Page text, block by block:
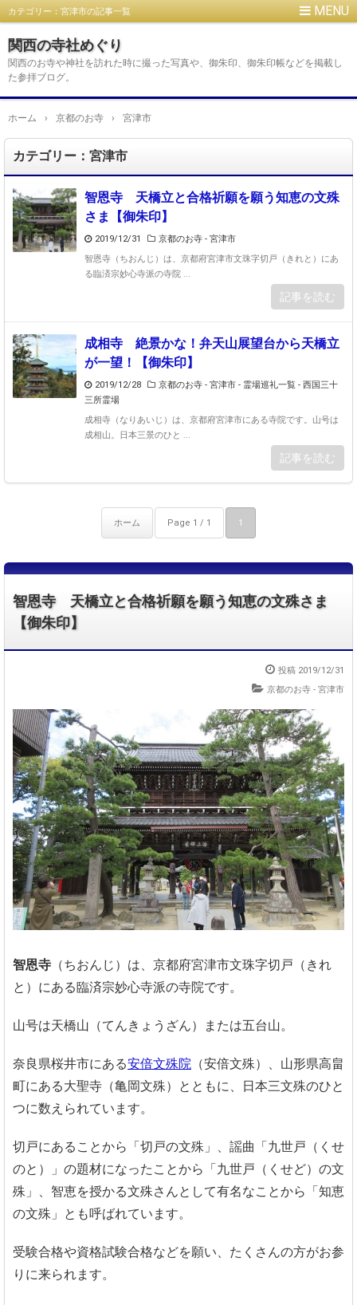
カテゴリー：宮津市の記事一覧
関西の寺社めぐり
関西のお寺や神社を訪れた時に撮った写真や、御朱印、御朱印帳などを掲載し
た参拝ブログ。
ホーム › 京都のお寺 › 宮津市
カテゴリー：宮津市
智恩寺 天橋立と合格祈願を願う知恵の文殊
さま【御朱印】
2019/12/31
京都のお寺 - 宮津市
智恩寺（ちおんじ）は、京都府宮津市文珠字切戸（きれと）にあ
る臨済宗妙心寺派の寺院 ...
記事を読む
成相寺 絶景かな！弁天山展望台から天橋立
が一望！【御朱印】
2019/12/28 京都のお寺 - 宮津市 - 霊場巡礼一覧 - 西国三十
三所霊場
成相寺（なりあいじ）は、京都府宮津市にある寺院です。山号は
成相山。日本三景のひと ...
記事を読む
ホーム Page 1 / 1 1
智恩寺 天橋立と合格祈願を願う知恵の文殊さま
【御朱印】
投稿 2019/12/31
京都のお寺 - 宮津市
智恩寺 （ちおんじ）は、京都府宮津市文珠字切戸（きれ
と）にある臨済宗妙心寺派の寺院です。
山号は天橋山（てんきょうざん）または五台山。
奈良県桜井市にある安倍文殊院 （安倍文殊）、山形県高畠
町にある大聖寺（亀岡文殊）とともに、日本三文殊のひと
つに数えられています。
切戸にあることから「切戸の文殊」、謡曲「九世戸（くせ
のと）」の題材になったことから「九世戸（くせど）の文
殊」、智恵を授かる文殊さんとして有名なことから「知恵
の文殊」とも呼ばれています。
受験合格や資格試験合格などを願い、たくさんの方がお参
りに来られます。